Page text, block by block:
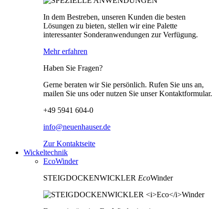
In dem Bestreben, unseren Kunden die besten
Lösungen zu bieten, stellen wir eine Palette
interessanter Sonderanwendungen zur Verfügung.
Mehr erfahren
Haben Sie Fragen?
Gerne beraten wir Sie persönlich. Rufen Sie uns an,
mailen Sie uns oder nutzen Sie unser Kontaktformular.
+49 5941 604-0
info@neuenhauser.de
Zur Kontaktseite
Wickeltechnik
EcoWinder
STEIGDOCKENWICKLER EcoWinder